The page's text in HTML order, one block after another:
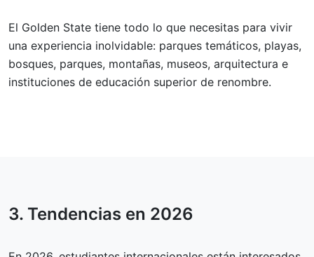
El Golden State tiene todo lo que necesitas para vivir
una experiencia inolvidable: parques temáticos, playas,
bosques, parques, montañas, museos, arquitectura e
instituciones de educación superior de renombre.
3. Tendencias en 2026